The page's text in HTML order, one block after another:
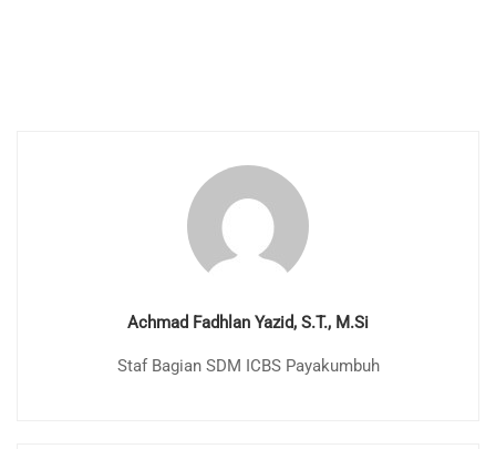
Achmad Fadhlan Yazid, S.T., M.Si
Staf Bagian SDM ICBS Payakumbuh